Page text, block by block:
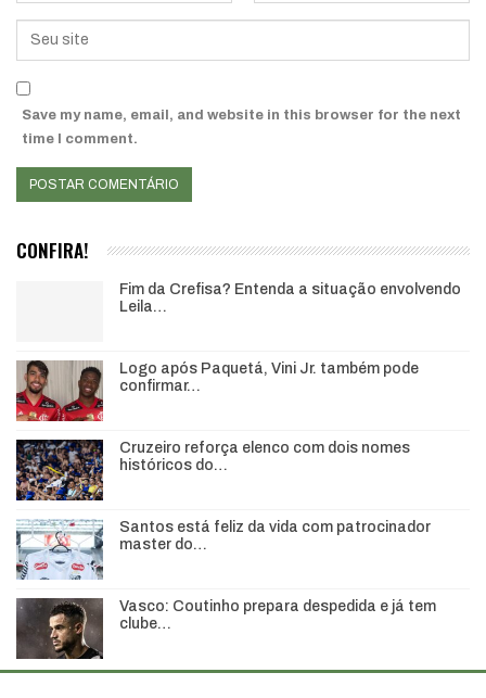
Save my name, email, and website in this browser for the next
time I comment.
CONFIRA!
Fim da Crefisa? Entenda a situação envolvendo
Leila…
Logo após Paquetá, Vini Jr. também pode
confirmar…
Cruzeiro reforça elenco com dois nomes
históricos do…
Santos está feliz da vida com patrocinador
master do…
Vasco: Coutinho prepara despedida e já tem
clube…